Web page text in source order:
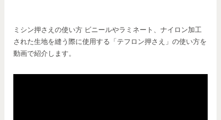
ミシン押さえの使い方 ビニールやラミネート、ナイロン加工
された生地を縫う際に使用する「テフロン押さえ」の使い方を
動画で紹介します。